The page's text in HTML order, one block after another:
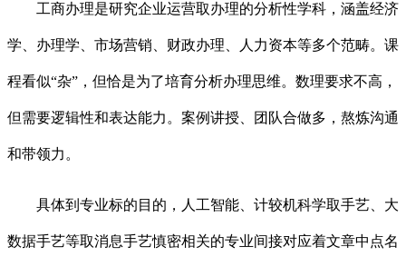
工商办理是研究企业运营取办理的分析性学科，涵盖经济
学、办理学、市场营销、财政办理、人力资本等多个范畴。课
程看似“杂”，但恰是为了培育分析办理思维。数理要求不高，
但需要逻辑性和表达能力。案例讲授、团队合做多，熬炼沟通
和带领力。
具体到专业标的目的，人工智能、计较机科学取手艺、大
数据手艺等取消息手艺慎密相关的专业间接对应着文章中点名